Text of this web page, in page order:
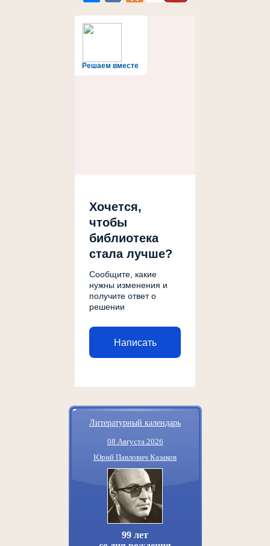
Решаем вместе
Хочется,
чтобы
библиотека
стала лучше?
Сообщите, какие
нужны изменения и
получите ответ о
решении
Написать
Литературный календарь
08 Августа 2026
Юрий Павлович Казаков
99 лет